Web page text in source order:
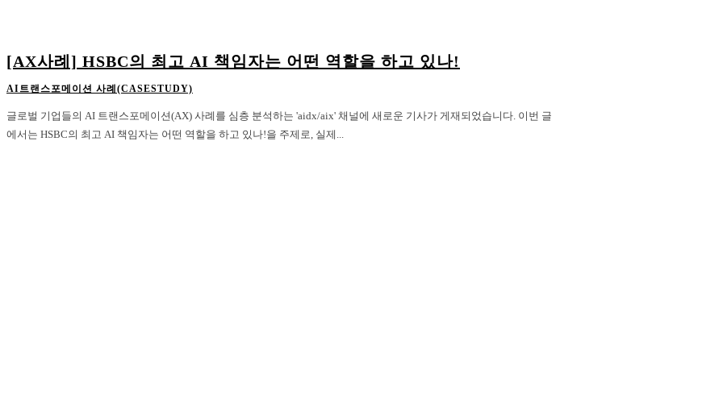
[AX사례] HSBC의 최고 AI 책임자는 어떤 역할을 하고 있나!
AI트랜스포메이션 사례(CASESTUDY)
글로벌 기업들의 AI 트랜스포메이션(AX) 사례를 심층 분석하는 'aidx/aix' 채널에 새로운 기사가 게재되었습니다. 이번 글
에서는 HSBC의 최고 AI 책임자는 어떤 역할을 하고 있나!을 주제로, 실제...